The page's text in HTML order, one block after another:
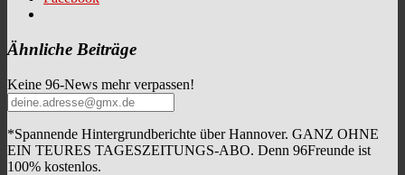
Ähnliche Beiträge
Keine 96-News mehr verpassen!
*Spannende Hintergrundberichte über Hannover. GANZ OHNE
EIN TEURES TAGESZEITUNGS-ABO. Denn 96Freunde ist
100% kostenlos.